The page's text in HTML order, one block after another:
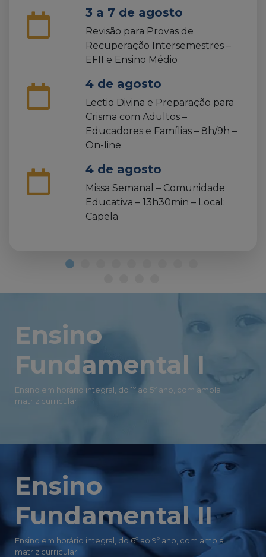
3 a 7 de agosto
Revisão para Provas de
Recuperação Intersemestres –
EFII e Ensino Médio
4 de agosto
Lectio Divina e Preparação para
Crisma com Adultos –
Educadores e Famílias – 8h/9h –
On-line
4 de agosto
Missa Semanal – Comunidade
Educativa – 13h30min – Local:
Capela
Ensino
Fundamental I
Ensino em horário integral, do 1º ao 5º ano, com ampla
matriz curricular.
Ensino
Fundamental II
Ensino em horário integral, do 6º ao 9º ano, com ampla
matriz curricular.